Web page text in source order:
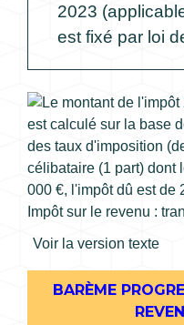
2023
est fixé par loi
Impôt sur le revenu :
Voir la version texte
BARÈME